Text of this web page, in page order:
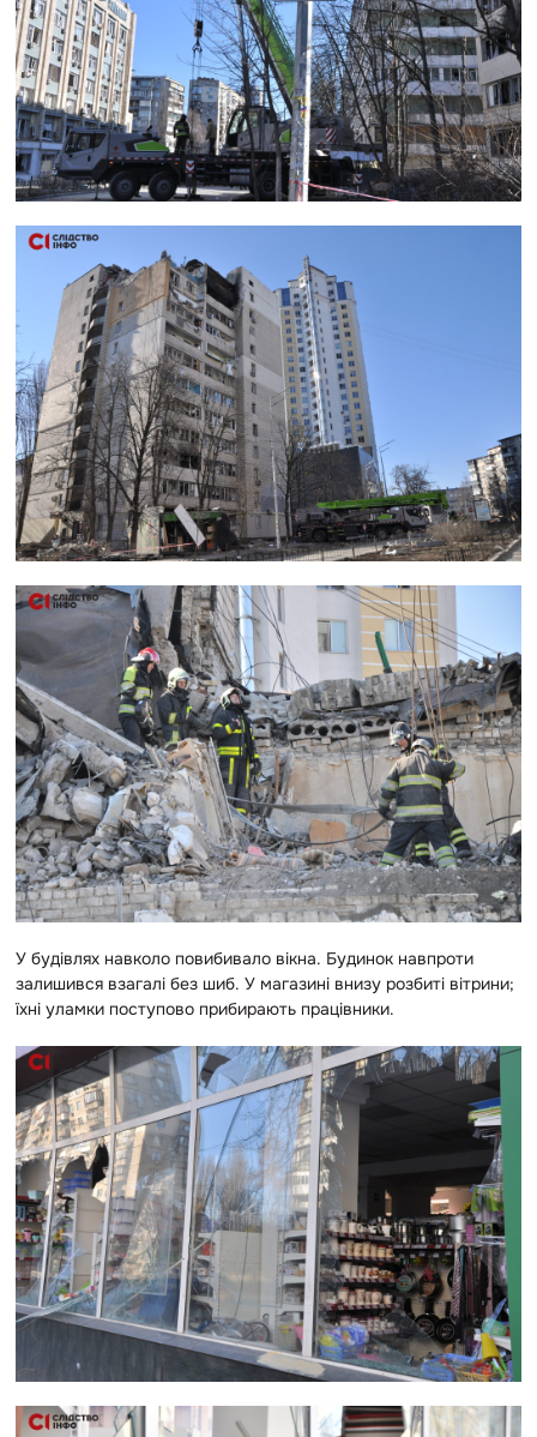
У будівлях навколо повибивало вікна. Будинок навпроти
залишився взагалі без шиб. У магазині внизу розбиті вітрини;
їхні уламки поступово прибирають працівники.